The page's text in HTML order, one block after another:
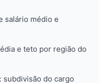
salário médio e
e teto por região do
: subdivisão do cargo